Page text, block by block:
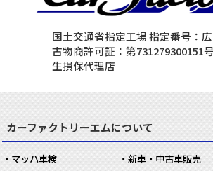
国土交通省指定工場 指定番号：
古物商許可証：第731279300151号
生損保代理店
カーファクトリーエムについて
マッハ車検
新車・中古車販売